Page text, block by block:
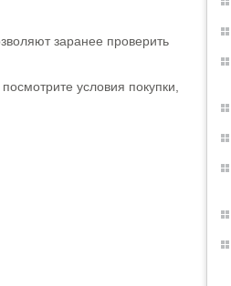
заранее проверить
условия покупки,